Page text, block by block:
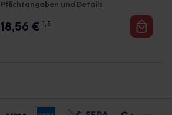
Pflichtangaben und Details
18,56 € 1, 3